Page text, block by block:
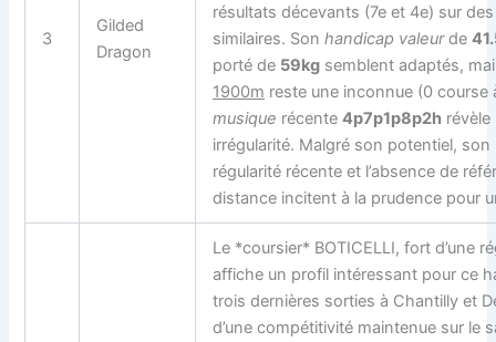
3
Gilded
Dragon
résultats décevants (7e et 4e) sur
similaires. Sonhandicap valeurde
porté de 59kg semblent adaptés,
1900m reste une inconnue (0 course
musique récente4p7p1p8p2h révèle
irrégularité. Malgré son potentiel, son
régularité récente et l’absence de
distance incitent à la prudence pour
Le *coursier* BOTICELLI, fort d’une
affiche un profil intéressant pour ce
trois dernières sorties à Chantilly et
d’une compétitivité maintenue sur le